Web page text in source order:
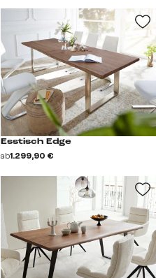
Esstisch Edge
ab1.299,90 €